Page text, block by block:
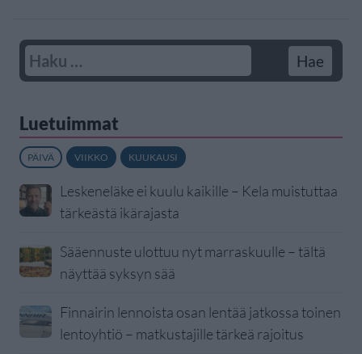
Luetuimmat
PÄIVÄ VIIKKO KUUKAUSI
Leskeneläke ei kuulu kaikille – Kela muistuttaa
tärkeästä ikärajasta
Sääennuste ulottuu nyt marraskuulle – tältä
näyttää syksyn sää
Finnairin lennoista osan lentää jatkossa toinen
lentoyhtiö – matkustajille tärkeä rajoitus